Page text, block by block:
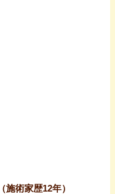
術家歴12年）